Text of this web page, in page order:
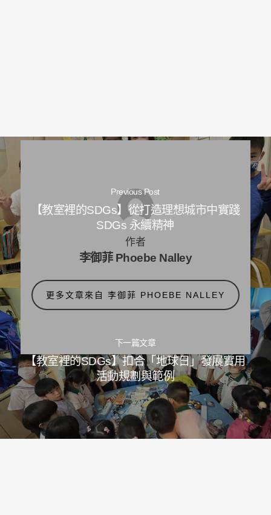
Previous Post
【教室裡的SDGs】從打造理想城市中實踐
SDGs 永續精神
下一篇文章
【教室裡的SDGs】扣合「地球日」發展實用
活動規劃與範例
作者
李御菲 Phoebe Nalley
更多文章來自 李御菲 PHOEBE NALLEY